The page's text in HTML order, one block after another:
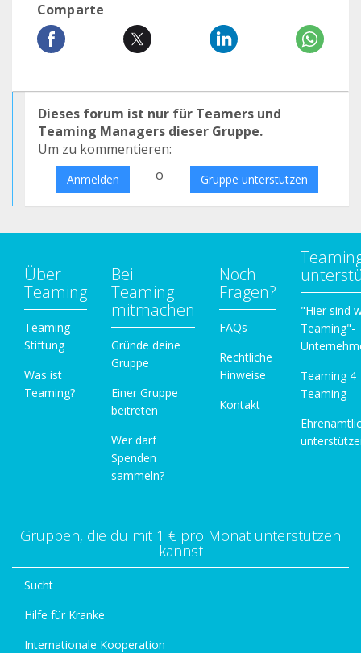
Comparte
Dieses forum ist nur für Teamers und
Teaming Managers dieser Gruppe.
Um zu kommentieren:
Anmelden o Gruppe unterstützen
Über
Teaming
Teaming-
Stiftung
Was ist
Teaming?
Bei
Teaming
mitmachen
Gründe deine
Gruppe
Einer Gruppe
beitreten
Wer darf
Spenden
sammeln?
Noch
Fragen?
FAQs
Rechtliche
Hinweise
Kontakt
"Hier sind
Teaming"-
Teaming 4
Teaming
Gruppen, die du mit 1 € pro Monat unterstützen
kannst
Sucht
Hilfe für Kranke
Internationale Kooperation